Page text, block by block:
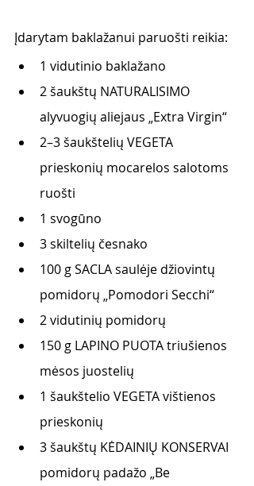
Įdarytam baklažanui paruošti reikia:
1 vidutinio baklažano
2 šaukštų NATURALISIMO
alyvuogių aliejaus „Extra Virgin“
2–3 šaukštelių VEGETA
prieskonių mocarelos salotoms
ruošti
1 svogūno
3 skiltelių česnako
100 g SACLA saulėje džiovintų
pomidorų „Pomodori Secchi“
2 vidutinių pomidorų
150 g LAPINO PUOTA triušienos
mėsos juostelių
1 šaukštelio VEGETA vištienos
prieskonių
3 šaukštų KĖDAINIŲ KONSERVAI
pomidorų padažo „Be